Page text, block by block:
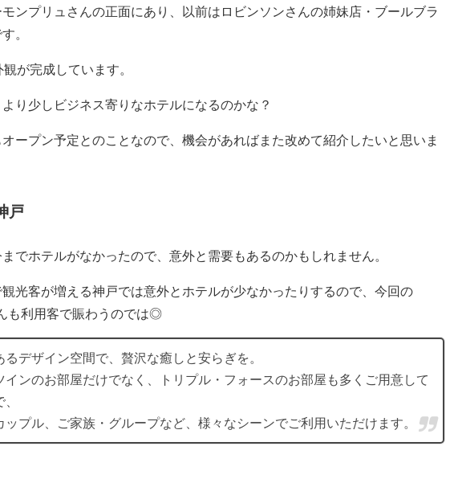
ンプリュさんの正面にあり、以前はロビンソンさんの姉妹店・ブールブラ
。
が完成しています。
り少しビジネス寄りなホテルになるのかな？
ープン予定とのことなので、機会があればまた改めて紹介したいと思いま
戸
でホテルがなかったので、意外と需要もあるのかもしれません。
光客が増える神戸では意外とホテルが少なかったりするので、今回の
も利用客で賑わうのでは◎
るデザイン空間で、贅沢な癒しと安らぎを。
インのお部屋だけでなく、トリプル・フォースのお部屋も多くご用意して
ップル、ご家族・グループなど、様々なシーンでご利用いただけます。